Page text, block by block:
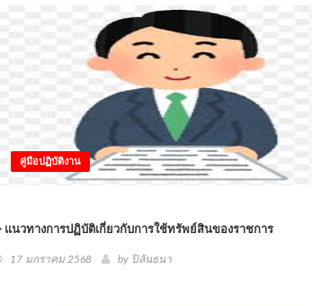
คู่มือปฏิบัติงาน
แนวทางการปฏิบัติเกี่ยวกับการใช้ทรัพย์สินของราชการ
17 มกราคม 2568 by ปิลันธนา